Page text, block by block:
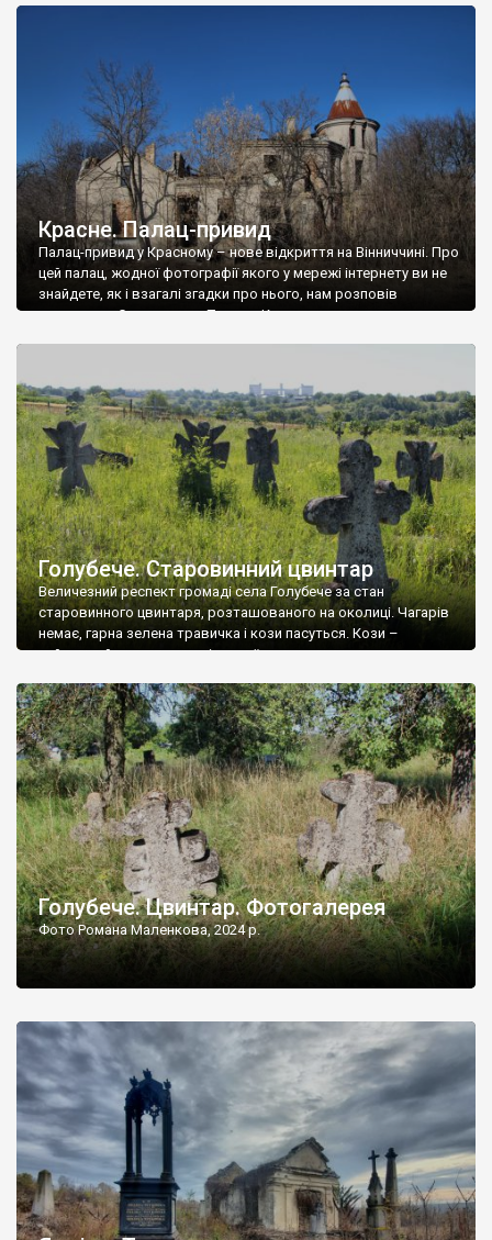
Красне. Палац-привид
Палац-привид у Красному – нове відкриття на Вінниччині. Про
цей палац, жодної фотографії якого у мережі інтернету ви не
знайдете, як і взагалі згадки про нього, нам розповів
мешканець Самгородка. Палац у Красному вразив не лише
Голубече. Старовинний цвинтар
Величезний респект громаді села Голубече за стан
старовинного цвинтаря, розташованого на околиці. Чагарів
немає, гарна зелена травичка і кози пасуться. Кози –
найкращий регулятор шкідливої, для старих кладовищ,
бруньками, кози ті бруньки обгризають, бо то улюблений
делікатес. На цвинтарі у Голубечому ціла колекція
різноманітних форм хрестів. Село відносно невелике, […]
Голубече. Цвинтар. Фотогалерея
Фото Романа Маленкова, 2024 р.